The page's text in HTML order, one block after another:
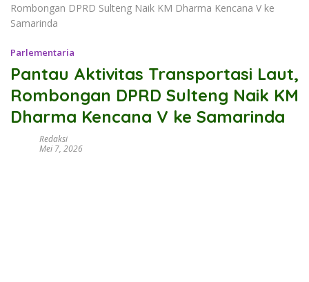
Rombongan DPRD Sulteng Naik KM Dharma Kencana V ke
Samarinda
Parlementaria
Pantau Aktivitas Transportasi Laut,
Rombongan DPRD Sulteng Naik KM
Dharma Kencana V ke Samarinda
Redaksi
Mei 7, 2026